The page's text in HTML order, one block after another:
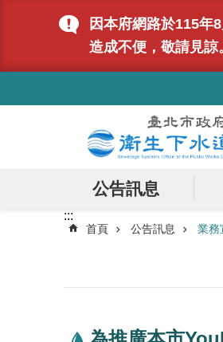
跳到主要內容區塊
因本府網路於115年
造成不便，敬請見諒
公告訊息
:::
首頁 公告訊息 業務